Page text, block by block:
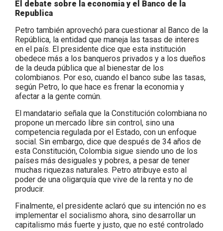
El debate sobre la economia y el Banco de la
Republica
Petro también aprovechó para cuestionar al Banco de la
República, la entidad que maneja las tasas de interes
en el país. El presidente dice que esta institución
obedece más a los banqueros privados y a los dueños
de la deuda pública que al bienestar de los
colombianos. Por eso, cuando el banco sube las tasas,
según Petro, lo que hace es frenar la economia y
afectar a la gente común.
El mandatario señala que la Constitución colombiana no
propone un mercado libre sin control, sino una
competencia regulada por el Estado, con un enfoque
social. Sin embargo, dice que después de 34 años de
esta Constitución, Colombia sigue siendo uno de los
países más desiguales y pobres, a pesar de tener
muchas riquezas naturales. Petro atribuye esto al
poder de una oligarquía que vive de la renta y no de
producir.
Finalmente, el presidente aclaró que su intención no es
implementar el socialismo ahora, sino desarrollar un
capitalismo más fuerte y justo, que no esté controlado